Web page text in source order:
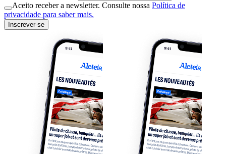
Aceito receber a newsletter. Consulte nossa Política de
privacidade para saber mais.
Inscrever-se